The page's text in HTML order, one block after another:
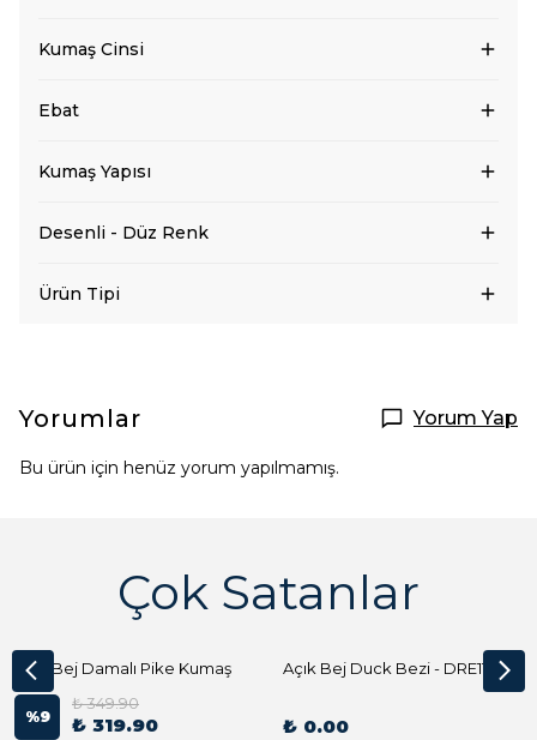
Kumaş Cinsi
Ebat
Kumaş Yapısı
Desenli - Düz Renk
Ürün Tipi
Yorumlar Yorum Yap
Bu ürün için henüz yorum yapılmamış.
Çok Satanlar
Açık Bej Damalı Pike Kumaş
%9
₺ 349.90
₺ 319.90
Açık Bej Duck Bezi - DRE1144 Kumaş Peçete
₺ 0.00